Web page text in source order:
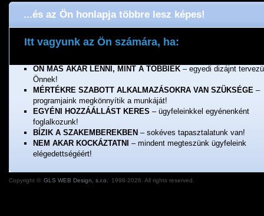
...és az Ön honlapja többre lesz képes!
Itt vagyunk az Ön számára, ha:
ÖN MÁS AKAR LENNI, MINT A TÖBBIEK – egyedi dizájnt
Önnek!
MÉRTÉKRE SZABOTT ALKALMAZÁSOKRA VAN SZÜKSÉGE –
programjaink megkönnyítik a munkáját!
EGYÉNI HOZZÁÁLLÁST KERES – ügyfeleinkkel egyénenként
foglalkozunk!
BÍZIK A SZAKEMBEREKBEN – sokéves tapasztalatunk van!
NEM AKAR KOCKÁZTATNI
– mindent megteszünk ügyfeleink
elégedettségéért!
Copyright © GLS WEB Design, s.r.o. 1998-2026. All rights reserved.